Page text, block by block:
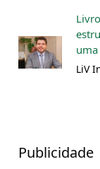
LiV
Publicidade